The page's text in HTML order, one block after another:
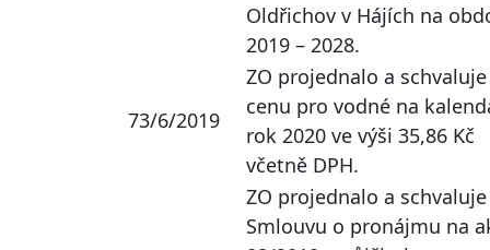
Oldřichov v Hájích na
2019 – 2028.
73/6/2019
ZO projednalo a schvaluje
cenu pro vodné na
rok 2020 ve výši 35,86 Kč
včetně DPH.
ZO projednalo a schvaluje
Smlouvu o pronájmu na